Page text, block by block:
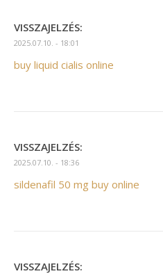
VISSZAJELZÉS:
2025.07.10. - 18:01
buy liquid cialis online
VISSZAJELZÉS:
2025.07.10. - 18:36
sildenafil 50 mg buy online
VISSZAJELZÉS: